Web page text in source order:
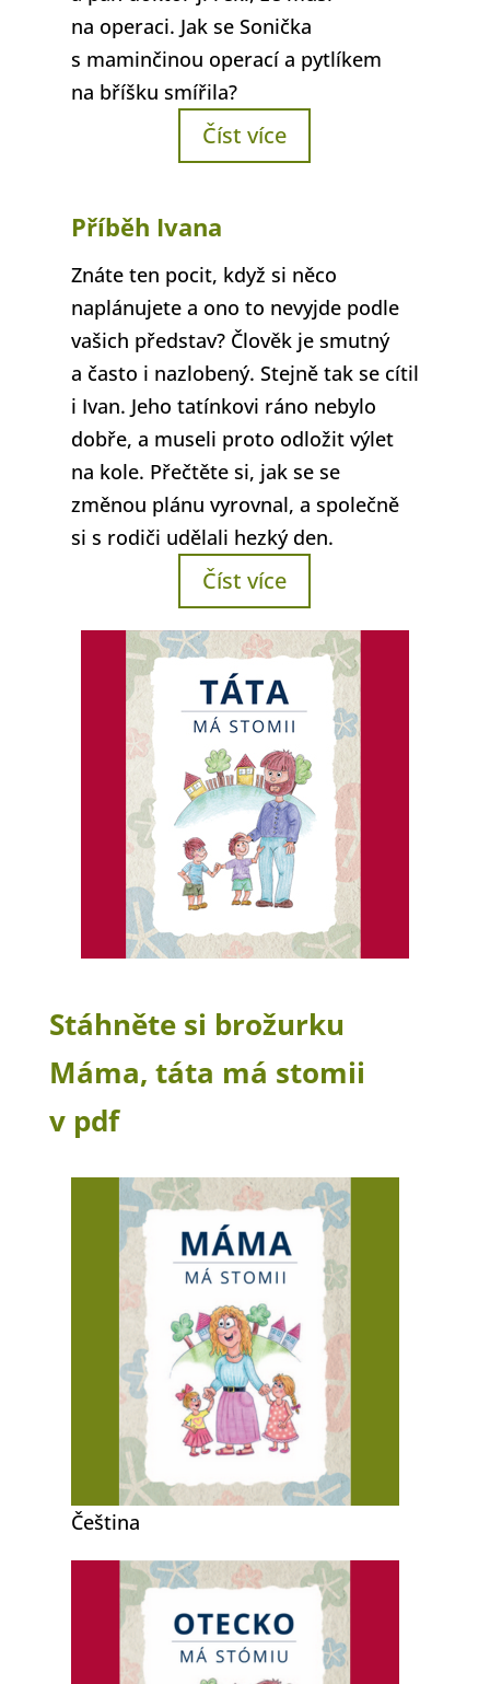
na operaci. Jak se Sonička
s maminčinou operací a pytlíkem
na bříšku smířila?
Číst více
Příběh Ivana
Znáte ten pocit, když si něco
naplánujete a ono to nevyjde podle
vašich představ? Člověk je smutný
a často i nazlobený. Stejně tak se cítil
i Ivan. Jeho tatínkovi ráno nebylo
dobře, a museli proto odložit výlet
na kole. Přečtěte si, jak se se
změnou plánu vyrovnal, a společně
si s rodiči udělali hezký den.
Číst více
Stáhněte si brožurku
Máma, táta má stomii
v pdf
Čeština